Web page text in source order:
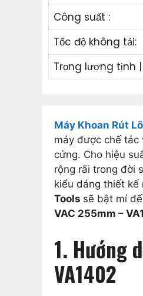
Công suất :
Tốc độ không tải:
Trọng lượng tịnh
Máy Khoan Rút
máy được chế tác
cứng. Cho hiệu
rộng rãi trong đời
kiểu dáng thiết kế
Tools sẽ bật mí
VAC 255mm –
1. Hướng
VA1402